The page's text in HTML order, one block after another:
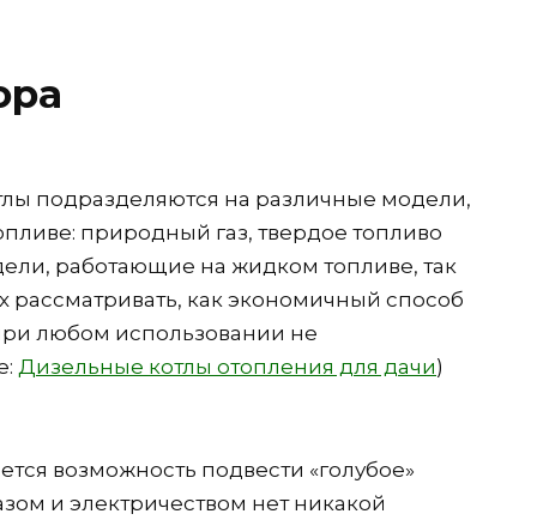
подразделяются на различные модели,
природный газ, твердое топливо
работающие на жидком топливе, так
как экономичный способ
любом использовании не
Дизельные котлы отопления для дачи)
возможность подвести «голубое»
и электричеством нет никакой